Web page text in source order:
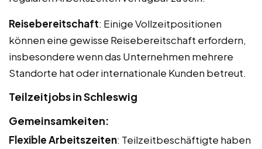
Reisebereitschaft: Einige Vollzeitpositionen
können eine gewisse Reisebereitschaft erfordern,
insbesondere wenn das Unternehmen mehrere
Standorte hat oder internationale Kunden betreut.
Teilzeitjobs in Schleswig
Gemeinsamkeiten:
Flexible Arbeitszeiten: Teilzeitbeschäftigte haben